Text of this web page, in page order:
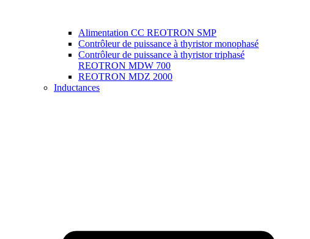
Alimentation CC REOTRON SMP
Contrôleur de puissance à thyristor monophasé
Contrôleur de puissance à thyristor triphasé
REOTRON MDW 700
REOTRON MDZ 2000
Inductances